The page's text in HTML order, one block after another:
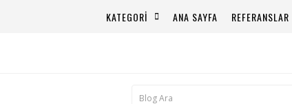
KATEGORİ ANA SAYFA REFERANSLAR